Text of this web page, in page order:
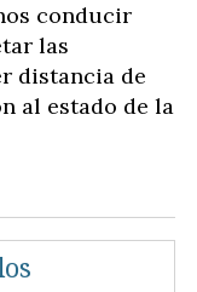
conducir
las
distancia de
al estado de la